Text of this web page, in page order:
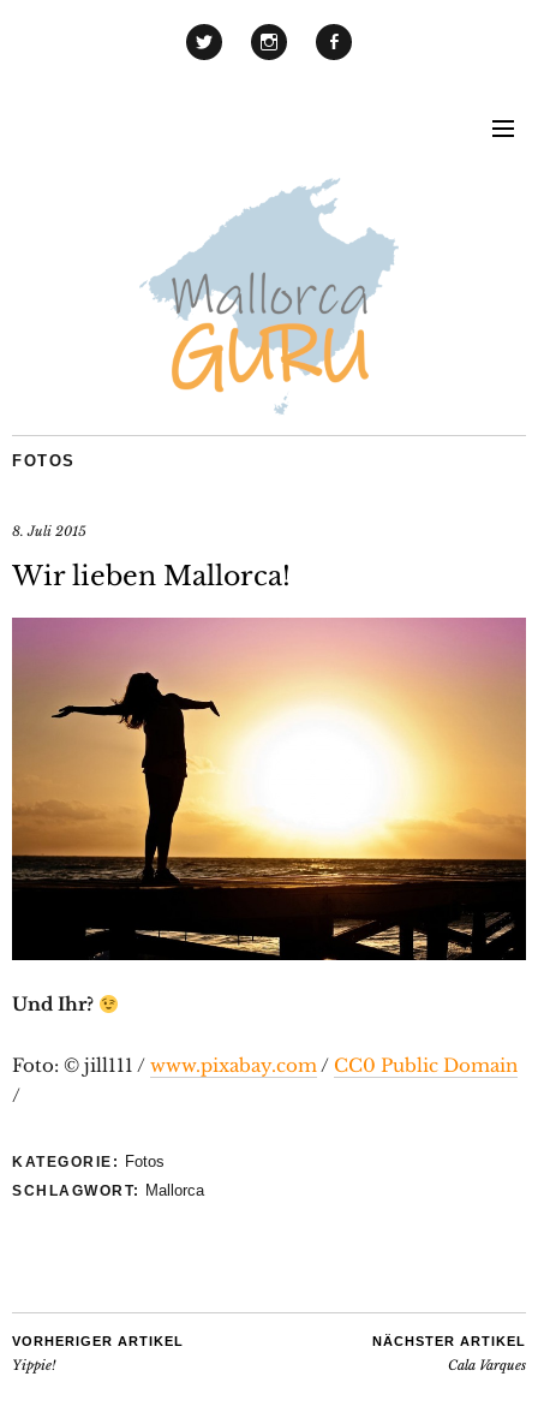
FOTOS
8. Juli 2015
Wir lieben Mallorca!
Und Ihr?
Foto: © jill111 / www.pixabay.com/ CC0 Public Domain
/
KATEGORIE: Fotos
SCHLAGWORT: Mallorca
VORHERIGER ARTIKEL
Yippie!
NÄCHSTER ARTIKEL
Cala Varques